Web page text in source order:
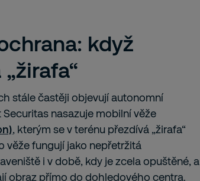
když
stále častěji objevují autonomní
nasazuje mobilní věže
, kterým se v terénu přezdívá „žirafa“
věže fungují jako nepřetržitá
i v době, kdy je zcela opuštěné, a
obraz přímo do dohledového centra.